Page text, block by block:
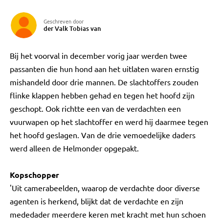
Geschreven door
der Valk Tobias van
Bij het voorval in december vorig jaar werden twee
passanten die hun hond aan het uitlaten waren ernstig
mishandeld door drie mannen. De slachtoffers zouden
flinke klappen hebben gehad en tegen het hoofd zijn
geschopt. Ook richtte een van de verdachten een
vuurwapen op het slachtoffer en werd hij daarmee tegen
het hoofd geslagen. Van de drie vemoedelijke daders
werd alleen de Helmonder opgepakt.
Kopschopper
'Uit camerabeelden, waarop de verdachte door diverse
agenten is herkend, blijkt dat de verdachte en zijn
mededader meerdere keren met kracht met hun schoen